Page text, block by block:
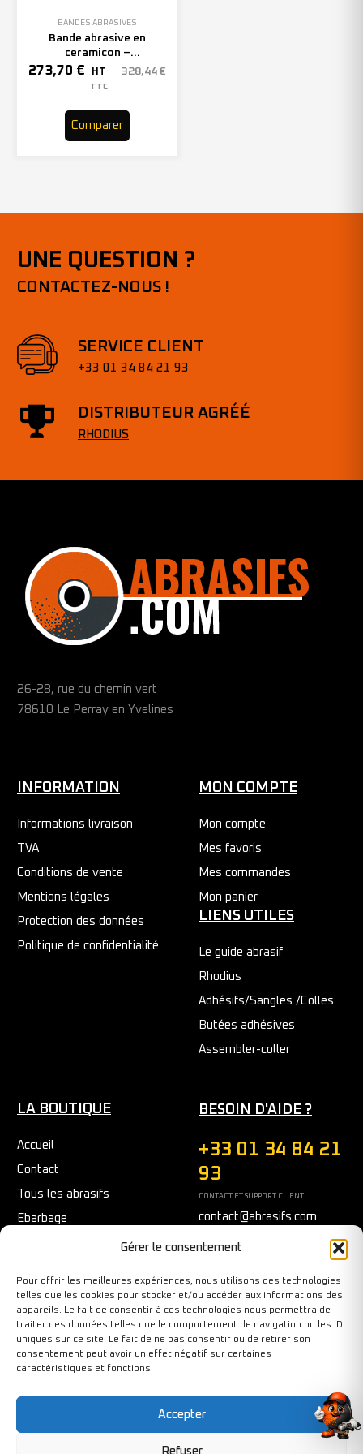
Gérer le consentement
Pour offrir les meilleures expériences, nous utilisons des technologies
telles que les cookies pour stocker et/ou accéder aux informations des
appareils. Le fait de consentir à ces technologies nous permettra de
traiter des données telles que le comportement de navigation ou les ID
uniques sur ce site. Le fait de ne pas consentir ou de retirer son
consentement peut avoir un effet négatif sur certaines
caractéristiques et fonctions.
Accepter
Refuser
BANDES ABRASIVES
Bande abrasive en
ceramicon –
150mmx2000mm – Grain 40
– 305969 (x10)
273,70 € HT 328,44 €
TTC
Comparer
UNE QUESTION ?
CONTACTEZ-NOUS !
SERVICE CLIENT
+33 01 34 84 21 93
DISTRIBUTEUR AGRÉÉ
RHODIUS
26-28, rue du chemin vert
78610 Le Perray en Yvelines
INFORMATION
Informations livraison
TVA
Conditions de vente
Mentions légales
Protection des données
Politique de confidentialité
MON COMPTE
Mon compte
Mes favoris
Mes commandes
Mon panier
LIENS UTILES
Le guide abrasif
Rhodius
Adhésifs/Sangles /Colles
Butées adhésives
Assembler-coller
LA BOUTIQUE
Accueil
Contact
Tous les abrasifs
Ebarbage
Nettoyage
Outils diamantés
Ponçage
Sécurité au travail
BESOIN D'AIDE ?
+33 01 34 84 21
93
CONTACT ET SUPPORT CLIENT
contact@abrasifs.com
Du Lundi au Vendredi